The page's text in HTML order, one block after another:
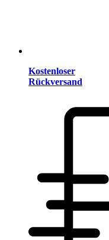
Kostenloser
Rückversand